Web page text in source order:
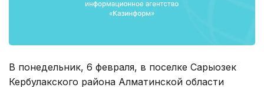
В понедельник, 6 февраля, в поселке Сарыозек
Кербулакского района Алматинской области